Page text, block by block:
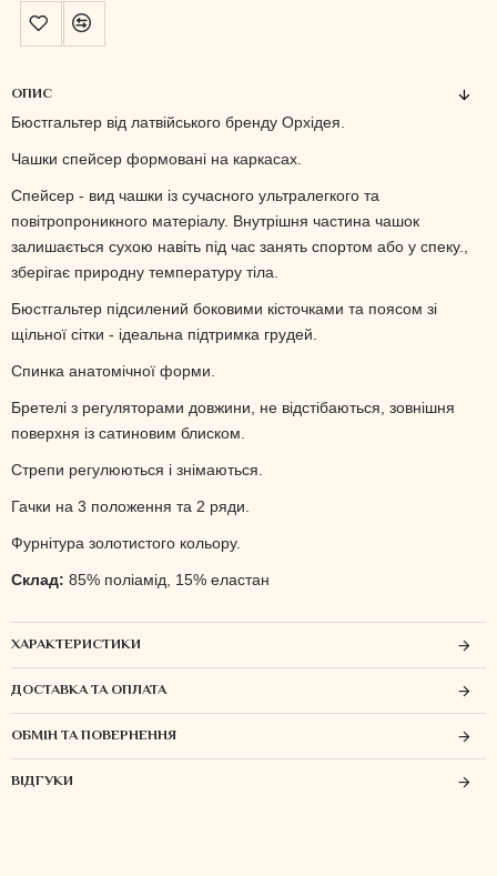
ОПИС
Бюстгальтер від латвійського бренду Орхідея.
Чашки спейсер формовані на каркасах.
Спейсер - вид чашки із сучасного ультралегкого та
повітропроникного матеріалу. Внутрішня частина чашок
залишається сухою навіть під час занять спортом або у спеку.,
зберігає природну температуру тіла.
Бюстгальтер підсилений боковими кісточками та поясом зі
щільної сітки - ідеальна підтримка грудей.
Спинка анатомічної форми.
Бретелі з регуляторами довжини, не відстібаються, зовнішня
поверхня із сатиновим блиском.
Стрепи регулюються і знімаються.
Гачки на 3 положення та 2 ряди.
Фурнітура золотистого кольору.
Склад: 85% поліамід, 15% еластан
ХАРАКТЕРИСТИКИ
ДОСТАВКА ТА ОПЛАТА
ОБМІН ТА ПОВЕРНЕННЯ
ВІДГУКИ